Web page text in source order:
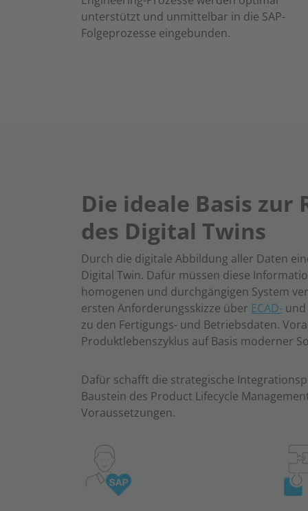
unterstützt und unmittelbar in die SAP-
Folgeprozesse eingebunden.
Die ideale Basis zur
des Digital Twins
Durch die digitale Abbildung aller Daten
Digital Twin. Dafür müssen diese
homogenen und durchgängigen System
ersten Anforderungsskizze über ECAD- und
zu den Fertigungs- und Betriebsdaten.
Produktlebenszyklus auf Basis moderner
Dafür schafft die strategische
Baustein des Product Lifecycle
Voraussetzungen.